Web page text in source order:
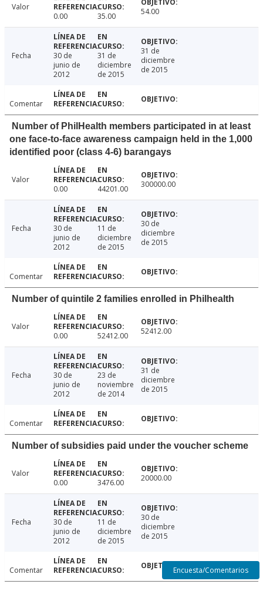
Valor
0.00
35.00 54.00
Fecha
30 de
junio de
2012
31 de
diciembre
de 2015
31 de
diciembre
de 2015
Comentar
Number of PhilHealth members participated in at least
one face-to-face awareness campaign held in the 1,000
identified poor (class 4-6) barangays
Valor
0.00
44201.00 300000.00
Fecha
30 de
junio de
2012
11 de
diciembre
de 2015
30 de
diciembre
de 2015
Comentar
Number of quintile 2 families enrolled in Philhealth
Valor
0.00
52412.00 52412.00
Fecha
30 de
junio de
2012
23 de
noviembre
de 2014
31 de
diciembre
de 2015
Comentar
Number of subsidies paid under the voucher scheme
Valor
0.00
3476.00 20000.00
Fecha
30 de
junio de
2012
11 de
diciembre
de 2015
30 de
diciembre
de 2015
Comentar Encuesta/Comentarios